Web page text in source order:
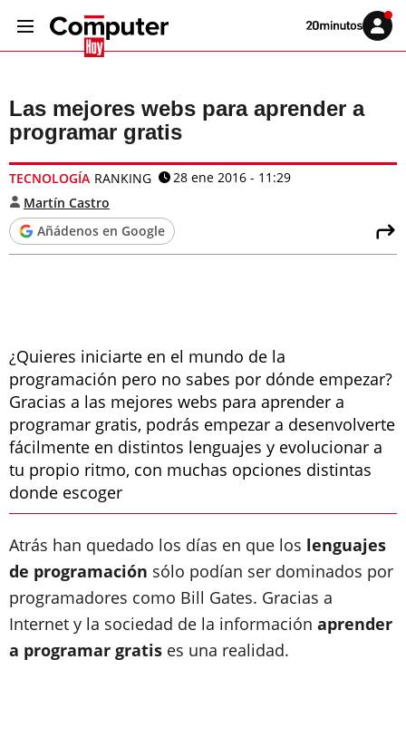
Volver
Iniciar
sesión
Las mejores webs para aprender a
programar gratis
TECNOLOGÍA RANKING
28 ene 2016 - 11:29
Martín Castro
Añádenos en Google
¿Quieres iniciarte en el mundo de la
programación pero no sabes por dónde empezar?
Gracias a las mejores webs para aprender a
programar gratis, podrás empezar a desenvolverte
fácilmente en distintos lenguajes y evolucionar a
tu propio ritmo, con muchas opciones distintas
donde escoger
Atrás han quedado los días en que los lenguajes
de programación sólo podían ser dominados por
programadores como Bill Gates. Gracias a
Internet y la sociedad de la información aprender
a programar gratis es una realidad.